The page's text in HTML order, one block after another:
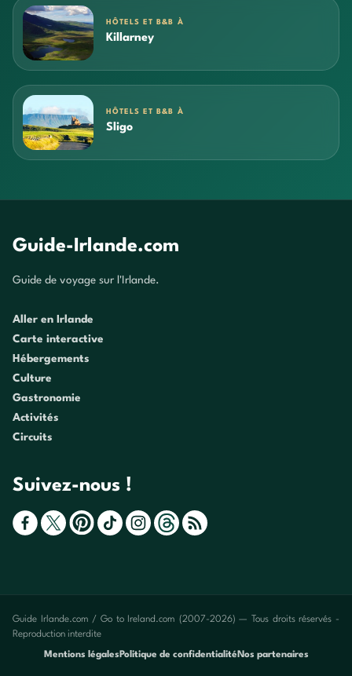
HÔTELS ET B&B À
Killarney
HÔTELS ET B&B À
Sligo
Guide-Irlande.com
Guide de voyage sur l'Irlande.
Aller en Irlande
Carte interactive
Hébergements
Culture
Gastronomie
Activités
Circuits
Suivez-nous !
Guide Irlande.com / Go to Ireland.com (2007-2026) — Tous droits réservés -
Reproduction interdite
Mentions légales Politique de confidentialité Nos partenaires